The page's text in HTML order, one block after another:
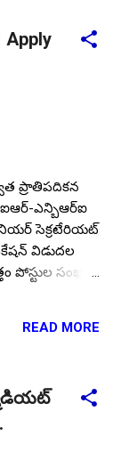
ఉండాలి.
1, 2021
సంవత్సరాల
/ఎస్టీ /బీసీ
వికలాంగులకు
ఎంపిక
Apply
ప్రాతిపదికన
ఎన్బిఆర్ఐ
సెక్రటేరియట్
విడుదల
పోస్టుల సంఖ్య:
అసిస్టెంట్
విద్యార్హత:
లేదా
READ MORE